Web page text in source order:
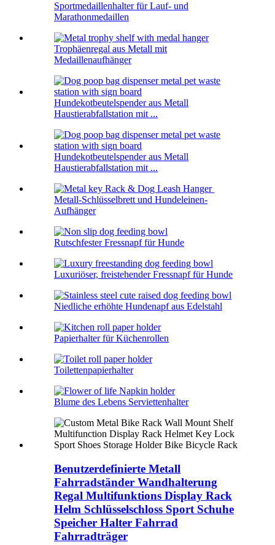
Sportmedaillenhalter für Lauf- und
Marathonmedaillen
Trophäenregal aus Metall mit
Medaillenaufhänger
Hundekotbeutelspender aus Metall
Haustierabfallstation mit ...
Hundekotbeutelspender aus Metall
Haustierabfallstation mit ...
Metall-Schlüsselbrett und Hundeleinen-
Aufhänger
Rutschfester Fressnapf für Hunde
Luxuriöser, freistehender Fressnapf für Hunde
Niedliche erhöhte Hundenapf aus Edelstahl
Papierhalter für Küchenrollen
Toilettenpapierhalter
Blume des Lebens Serviettenhalter
Benutzerdefinierte Metall
Fahrradständer Wandhalterung
Regal Multifunktions Display Rack
Helm Schlüsselschloss Sport Schuhe
Speicher Halter Fahrrad
Fahrradträger